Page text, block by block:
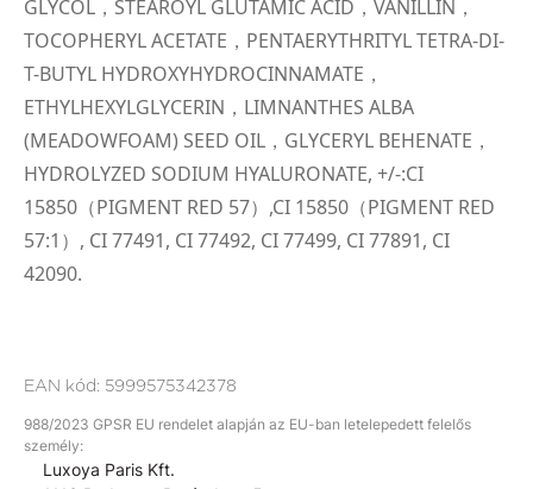
GLYCOL，STEAROYL GLUTAMIC ACID，VANILLIN，
TOCOPHERYL ACETATE，PENTAERYTHRITYL TETRA-DI-
T-BUTYL HYDROXYHYDROCINNAMATE，
ETHYLHEXYLGLYCERIN，LIMNANTHES ALBA
(MEADOWFOAM) SEED OIL，GLYCERYL BEHENATE，
HYDROLYZED SODIUM HYALURONATE, +/-:CI
15850（PIGMENT RED 57）,CI 15850（PIGMENT RED
57:1）, CI 77491, CI 77492, CI 77499, CI 77891, CI
42090.
EAN kód: 5999575342378
988/2023 GPSR EU rendelet alapján az EU-ban letelepedett felelős
személy:
Luxoya Paris Kft.